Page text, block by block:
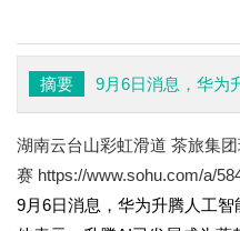
摘要 9月6日消息，华为
湖南云台山彩虹滑道 茶旅集
赛 https://www.sohu.com/a/
9月6日消息，华为升腾人工